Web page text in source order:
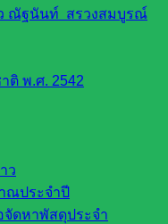
ว ณัฐนันท์ สรวงสมบูรณ์
พ.ศ. 2542
ว
ณประจำปี
จัดหาพัสดุประจำ
Design By SK2 ICT